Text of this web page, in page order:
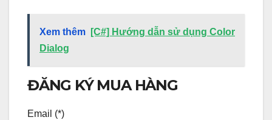
Xem thêm
[C#] Hướng dẫn sử dụng Color
Dialog
ĐĂNG KÝ MUA HÀNG
Email (*)